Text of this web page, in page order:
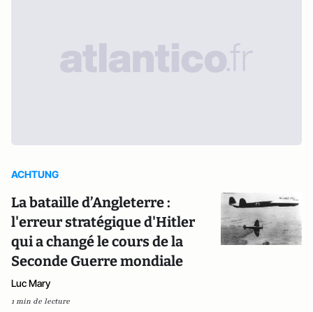
ACHTUNG
La bataille d’Angleterre :
l'erreur stratégique d'Hitler
qui a changé le cours de la
Seconde Guerre mondiale
Luc Mary
1 min de lecture